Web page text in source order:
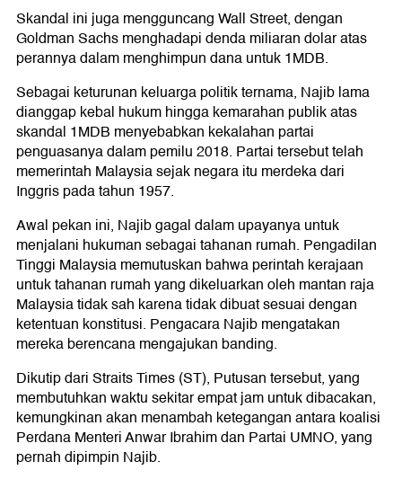
Skandal ini juga mengguncang Wall Street, dengan
Goldman Sachs menghadapi denda miliaran dolar atas
perannya dalam menghimpun dana untuk 1MDB.
Sebagai keturunan keluarga politik ternama, Najib lama
dianggap kebal hukum hingga kemarahan publik atas
skandal 1MDB menyebabkan kekalahan partai
penguasanya dalam pemilu 2018. Partai tersebut telah
memerintah Malaysia sejak negara itu merdeka dari
Inggris pada tahun 1957.
Awal pekan ini, Najib gagal dalam upayanya untuk
menjalani hukuman sebagai tahanan rumah. Pengadilan
Tinggi Malaysia memutuskan bahwa perintah kerajaan
untuk tahanan rumah yang dikeluarkan oleh mantan raja
Malaysia tidak sah karena tidak dibuat sesuai dengan
ketentuan konstitusi. Pengacara Najib mengatakan
mereka berencana mengajukan banding.
Dikutip dari Straits Times (ST), Putusan tersebut, yang
membutuhkan waktu sekitar empat jam untuk dibacakan,
kemungkinan akan menambah ketegangan antara koalisi
Perdana Menteri Anwar Ibrahim dan Partai UMNO, yang
pernah dipimpin Najib.